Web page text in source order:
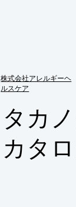
株式会社アレルギーヘ
ルスケア
タカ
カタ